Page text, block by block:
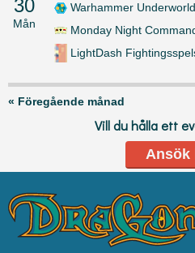
30
Mån
Warhammer
Monday Night
LightDash
« Föregående månad
Vill du hålla ett
Ansök